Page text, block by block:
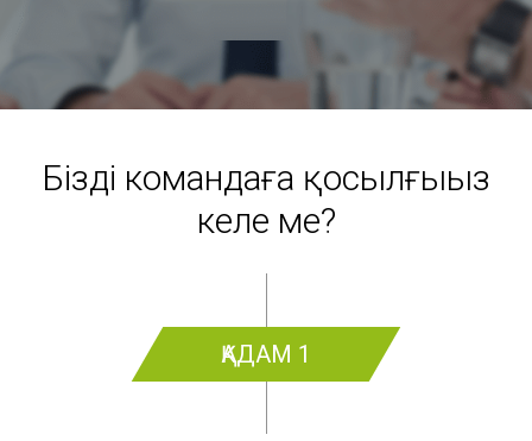
Біздің командаға қосылғыңыз
келе ме?
ҚАДАМ 1